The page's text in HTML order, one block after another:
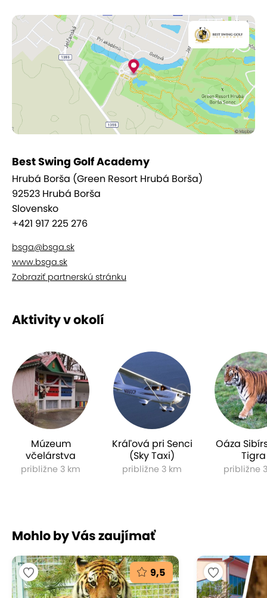
ďalším aktivitám: organizácii turnajov, firemných
eventov, teambuildingov a pobytov v rôznych
golfových destináciách.
Best Swing Golf Academy
Hrubá Borša (Green Resort Hrubá Borša)
92523 Hrubá Borša
Slovensko
+421 917 225 276
bsga@bsga.sk
www.bsga.sk
Zobraziť partnerskú stránku
Aktivity v okolí
Múzeum
včelárstva
približne 3 km
Kráľová pri Senci
(Sky Taxi)
približne 3 km
Oáza
Tigra
približne
Mohlo by Vás zaujímať
9,5